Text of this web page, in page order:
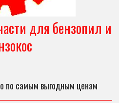
для бензопил и
по самым выгодным ценам